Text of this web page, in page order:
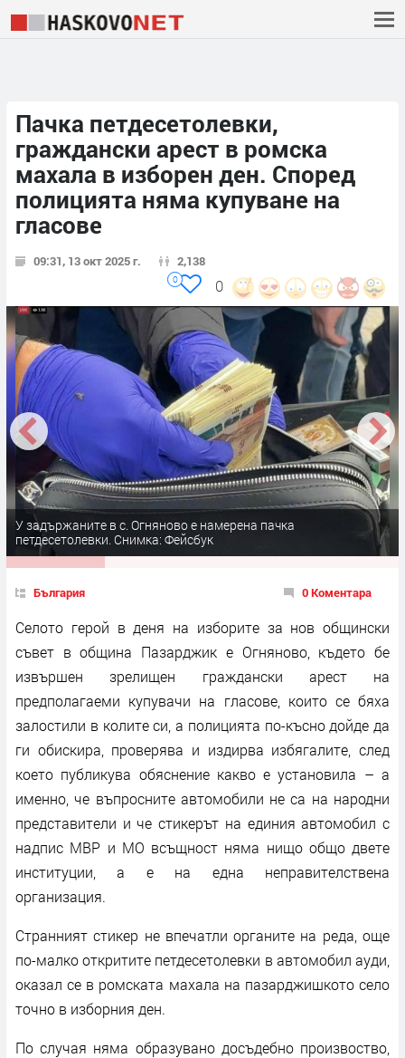
Пачка петдесетолевки,
граждански арест в ромска
махала в изборен ден. Според
полицията няма купуване на
гласове
09:31, 13 окт 2025 г. 2,138
0
0
У задържаните в с. Огняново е намерена пачка
петдесетолевки. Снимка: Фейсбук
България 0 Коментара
Селото герой в деня на изборите за нов общински
съвет в община Пазарджик е Огняново, където бе
извършен зрелищен граждански арест на
предполагаеми купувачи на гласове, които се бяха
залостили в колите си, а полицията по-късно дойде да
ги обискира, проверява и издирва избягалите, след
което публикува обяснение какво е установила – а
именно, че въпросните автомобили не са на народни
представители и че стикерът на единия автомобил с
надпис МВР и МО всъщност няма нищо общо двете
институции, а е на една неправителствена
организация.
Странният стикер не впечатли органите на реда, още
по-малко откритите петдесетолевки в автомобил ауди,
оказал се в ромската махала на пазарджишкото село
точно в изборния ден.
По случая няма образувано досъдебно произвоство,